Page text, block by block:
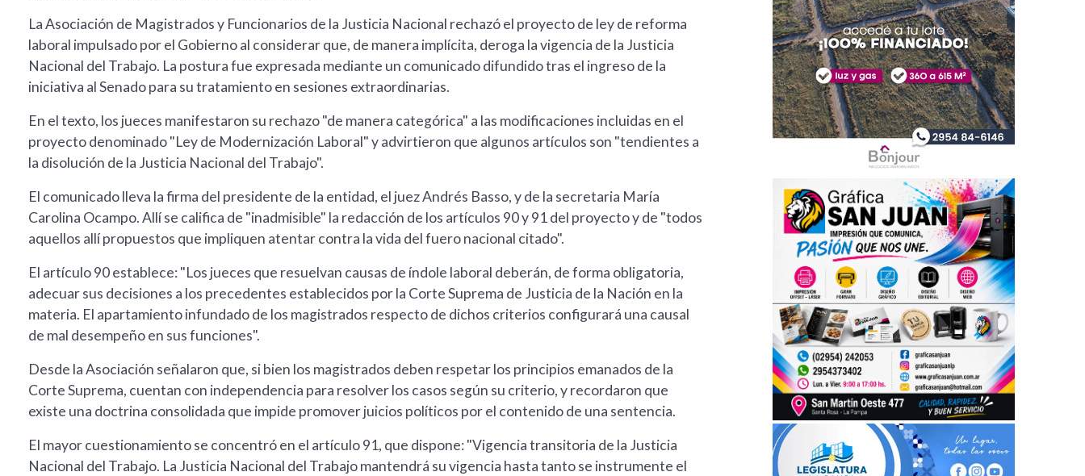
La Asociación de Magistrados y Funcionarios de la Justicia Nacional rechazó el proyecto de ley de reforma
laboral impulsado por el Gobierno al considerar que, de manera implícita, deroga la vigencia de la Justicia
Nacional del Trabajo. La postura fue expresada mediante un comunicado difundido tras el ingreso de la
iniciativa al Senado para su tratamiento en sesiones extraordinarias.
En el texto, los jueces manifestaron su rechazo "de manera categórica" a las modificaciones incluidas en el
proyecto denominado "Ley de Modernización Laboral" y advirtieron que algunos artículos son "tendientes a
la disolución de la Justicia Nacional del Trabajo".
El comunicado lleva la firma del presidente de la entidad, el juez Andrés Basso, y de la secretaria María
Carolina Ocampo. Allí se califica de "inadmisible" la redacción de los artículos 90 y 91 del proyecto y de "todos
aquellos allí propuestos que impliquen atentar contra la vida del fuero nacional citado".
El artículo 90 establece: "Los jueces que resuelvan causas de índole laboral deberán, de forma obligatoria,
adecuar sus decisiones a los precedentes establecidos por la Corte Suprema de Justicia de la Nación en la
materia. El apartamiento infundado de los magistrados respecto de dichos criterios configurará una causal
de mal desempeño en sus funciones".
Desde la Asociación señalaron que, si bien los magistrados deben respetar los principios emanados de la
Corte Suprema, cuentan con independencia para resolver los casos según su criterio, y recordaron que
existe una doctrina consolidada que impide promover juicios políticos por el contenido de una sentencia.
El mayor cuestionamiento se concentró en el artículo 91, que dispone: "Vigencia transitoria de la Justicia
Nacional del Trabajo. La Justicia Nacional del Trabajo mantendrá su vigencia hasta tanto se instrumente el